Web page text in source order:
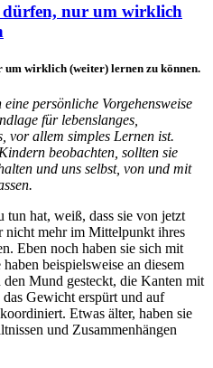
dürfen, nur um wirklich
um wirklich (weiter) lernen zu können.
persönliche Vorgehensweise
für lebenslanges,
vor allem simples Lernen ist.
beobachten, sollten sie
und uns selbst, von und mit
tun hat, weiß, dass sie von jetzt
nicht mehr im Mittelpunkt ihres
Eben noch haben sie sich mit
beispielsweise an diesem
Mund gesteckt, die Kanten mit
Gewicht erspürt und auf
Etwas älter, haben sie
und Zusammenhängen